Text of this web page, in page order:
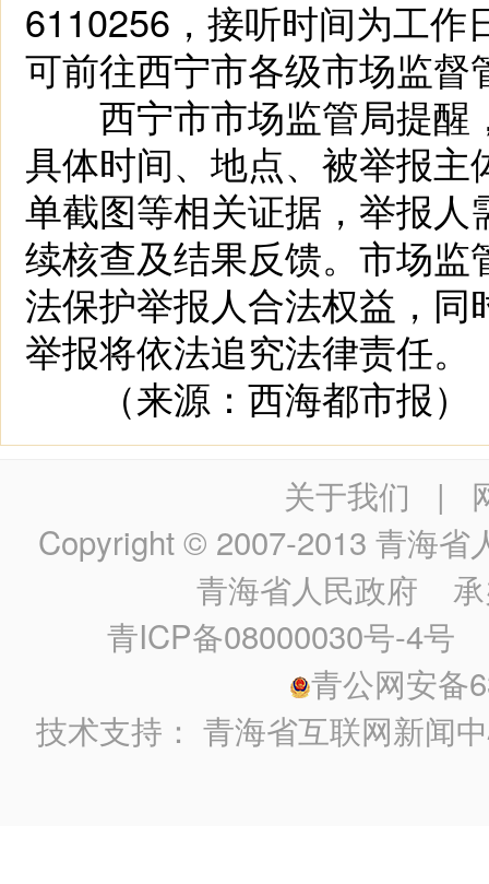
6110256，接听时间为工
可前往西宁市各级市场监
西宁市市场监管局提醒
具体时间、地点、被举报
单截图等相关证据，举报
续核查及结果反馈。市场
法保护举报人合法权益，
举报将依法追究法律责任。
（来源：西海都市报）
关于我们 |
Copyright © 2007-2013 青海省
青海省人民政府 承
青ICP备08000030号-4号
青公网安备
技术支持：青海省互联网新闻